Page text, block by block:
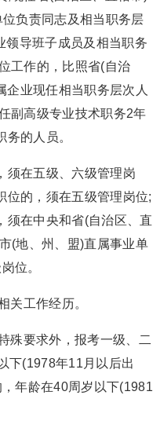
负责同志及相当职务层
领导班子成员及相当职务
工作的，比照省(自治
企业现任相当职务层次人
副高级专业技术职务2年
的人员。
在五级、六级管理岗
位的，须在五级管理岗位;
须在中央和省(自治区、直
(地、州、盟)直属事业单
位。
工作经历。
要求外，报考一级、二
下(1978年11月以后出
年龄在40周岁以下(1981